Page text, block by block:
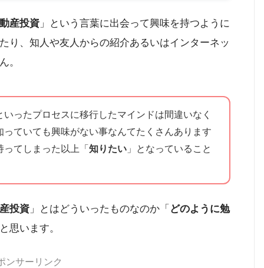
産投資 」という言葉に出会って興味を持つように
り、知人や友人からの紹介あるいはインターネッ
。
いったプロセスに移行したマインドは間違いなく
ていても興味がない事なんてたくさんあります
ってしまった以上「知りたい 」となっていること
投資 」とはどういったものなのか「 どのように勉
思います。
ンサーリンク